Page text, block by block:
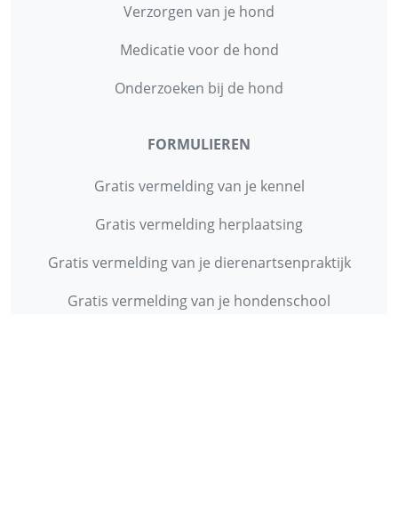
Verzorgen van je hond
Medicatie voor de hond
Onderzoeken bij de hond
FORMULIEREN
Gratis vermelding van je kennel
Gratis vermelding herplaatsing
Gratis vermelding van je dierenartsenpraktijk
Gratis vermelding van je hondenschool